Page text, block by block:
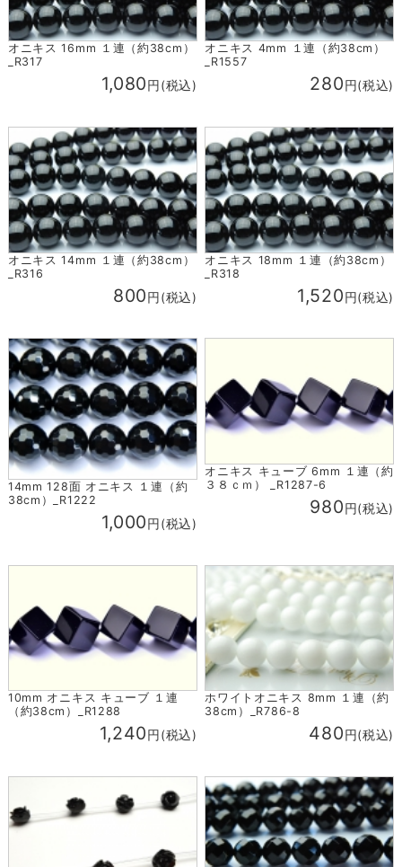
オニキス 16mm １連（約38cm）
_R317
1,080円(税込)
オニキス 4mm １連（約38cm）
_R1557
280円(税込)
オニキス 14mm １連（約38cm）
_R316
800円(税込)
オニキス 18mm １連（約38cm）
_R318
1,520円(税込)
14mm 128面 オニキス １連（約
38cm）_R1222
1,000円(税込)
オニキス キューブ 6mm １連（約
３８ｃｍ） _R1287-6
980円(税込)
10mm オニキス キューブ １連
（約38cm）_R1288
1,240円(税込)
ホワイトオニキス 8mm １連（約
38cm）_R786-8
480円(税込)